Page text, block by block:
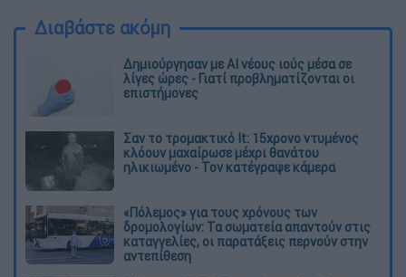
Διαβάστε ακόμη
Δημιούργησαν με AI νέους ιούς μέσα σε
λίγες ώρες - Γιατί προβληματίζονται οι
επιστήμονες
Σαν το τρομακτικό It: 15χρονο ντυμένος
κλόουν μαχαίρωσε μέχρι θανάτου
ηλικιωμένο - Τον κατέγραψε κάμερα
«Πόλεμος» για τους χρόνους των
δρομολογίων: Τα σωματεία απαντούν στις
καταγγελίες, οι παρατάξεις περνούν στην
αντεπίθεση